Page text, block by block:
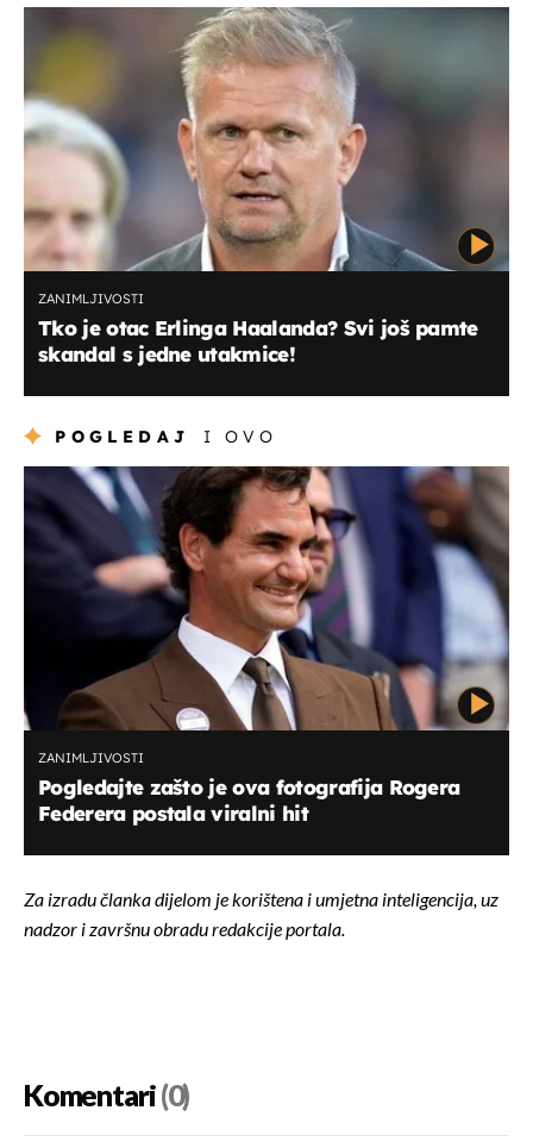
ZANIMLJIVOSTI
Tko je otac Erlinga Haalanda? Svi još pamte
skandal s jedne utakmice!
POGLEDAJ I OVO
ZANIMLJIVOSTI
Pogledajte zašto je ova fotografija Rogera
Federera postala viralni hit
Za izradu članka dijelom je korištena i umjetna inteligencija, uz
nadzor i završnu obradu redakcije portala.
Komentari(0)